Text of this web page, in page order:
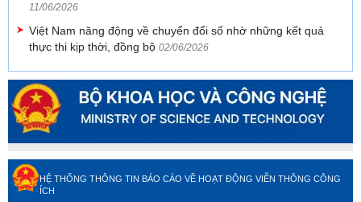
11/06/2026
Việt Nam năng động về chuyển đổi số nhờ những kết quả
thực thi kịp thời, đồng bộ 02/06/2026
HỆ THỐNG THÔNG TIN BÁO CÁO VỀ HOẠT ĐỘNG VIỄN THÔNG CÔNG
ÍCH